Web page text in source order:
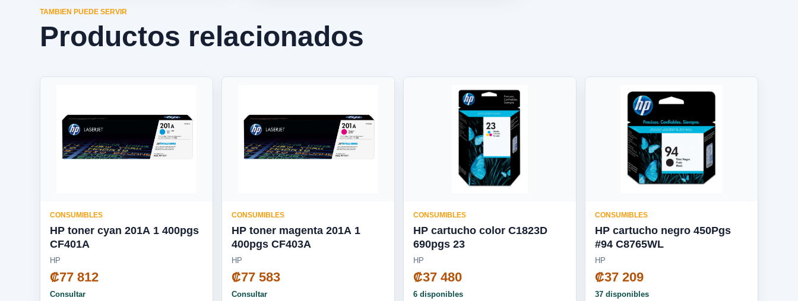
TAMBIEN PUEDE SERVIR
Productos relacionados
CONSUMIBLES
HP toner cyan 201A 1 400pgs
CF401A
HP
₡77 812
Consultar
CONSUMIBLES
HP toner magenta 201A 1
400pgs CF403A
HP
₡77 583
Consultar
CONSUMIBLES
HP cartucho color C1823D
690pgs 23
HP
₡37 480
6 disponibles
CONSUMIBLES
HP cartucho negro 450Pgs
#94 C8765WL
HP
₡37 209
37 disponibles